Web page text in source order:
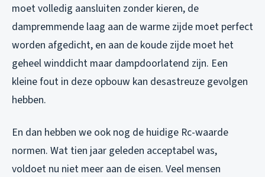
moet volledig aansluiten zonder kieren, de
dampremmende laag aan de warme zijde moet perfect
worden afgedicht, en aan de koude zijde moet het
geheel winddicht maar dampdoorlatend zijn. Een
kleine fout in deze opbouw kan desastreuze gevolgen
hebben.
En dan hebben we ook nog de huidige Rc-waarde
normen. Wat tien jaar geleden acceptabel was,
voldoet nu niet meer aan de eisen. Veel mensen